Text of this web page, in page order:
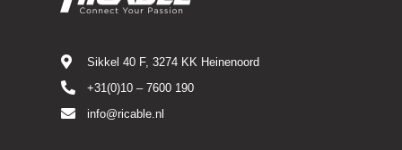
Sikkel 40 F, 3274 KK Heinenoord
+31(0)10 – 7600 190
info@ricable.nl